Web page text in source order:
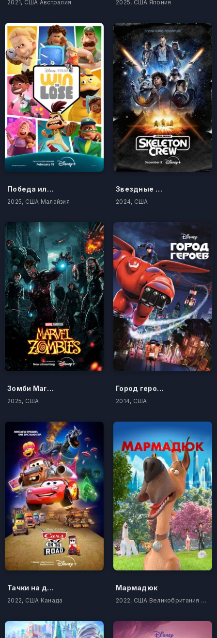
2021, США Австралия 2025, США Япония
Победа или поражение
2025, США Малайзия
Звездные войны: Опорная команда
2024, США
Зомби Marvel
2025, США
Город героев
2014, США
Тачки на дороге
2022, США Канада
Мармадюк
2022, США Великобритания Индия Гонконг Канада Корея Южная